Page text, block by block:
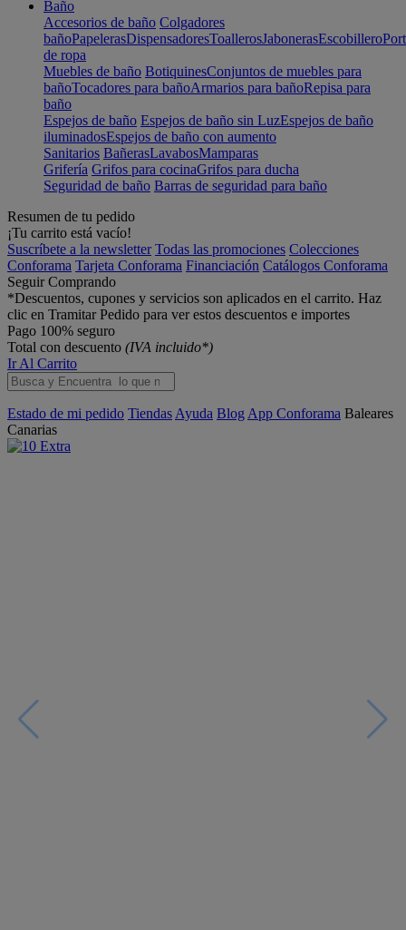
Baño
Accesorios de baño Colgadores
bañoPapelerasDispensadoresToallerosJabonerasEscobillero
de ropa
Muebles de baño BotiquinesConjuntos de muebles para
bañoTocadores para bañoArmarios para bañoRepisa para
baño
Espejos de baño Espejos de baño sin LuzEspejos de baño
iluminadosEspejos de baño con aumento
Sanitarios BañerasLavabosMamparas
Grifería Grifos para cocinaGrifos para ducha
Seguridad de baño Barras de seguridad para baño
Resumen de tu pedido
¡Tu carrito está vacío!
Suscríbete a la newsletter Todas las promociones Colecciones
Conforama Tarjeta Conforama Financiación Catálogos Conforama
Seguir Comprando
*Descuentos, cupones y servicios son aplicados en el carrito. Haz
clic en Tramitar Pedido para ver estos descuentos e importes
Pago 100% seguro
Total con descuento (IVA incluido*)
Ir Al Carrito
Estado de mi pedido Tiendas Ayuda Blog App Conforama Baleares
Canarias